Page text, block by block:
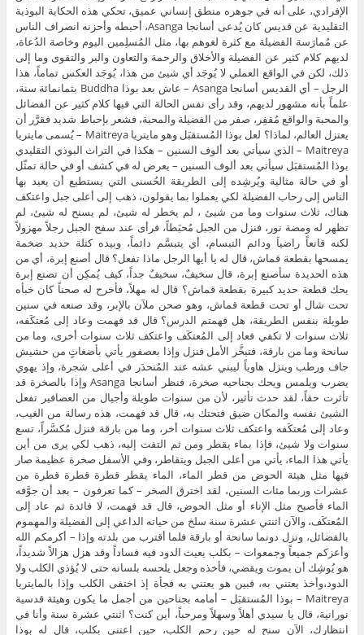
الإفرادي، على أنه في جوهره منطق إنساني عميق، تحكي هذه الحكاية البوذية
التقليدية عن قديس كان يُدعى أسانجا Asanga، أحبطه وأحزنه انصراف الناس
عن مُمارَسة الفضيلة مع كثرة لغوهم بها، مثل المُسلِمين اليوم وخاصة الدُعاة،
لديهم كلام كثير عن الفضيلة والأخلاق والرحمة والتعاون والبر والتقوى وما إلى
ذلك، لكن في الواقع العملي لا يُوجَد أي شيئ من هذا، يُوجَد العكس تماماً، هذا
الرجل – أي القديس أسانجا Asanga – عاش بعد بوذا Buddha بثمانمائة سنة،
علماً بأنه مشهور لديهم، وقد رأى نفس الحالة التي فيها كلام كثير عن الفضائل
والمحبة والواقع مُقفِر، صفر من الفضيلة والمحبة، فشعر بإحباط شديد فقرَّر أن
يعتزل العالم، لماذا؟ لعل بوذا المُستقبَل وهو مايتريا Maitreya – يُسمى مايتريا
Maitreya – الذي سيأتي بعد ألوف السنين – هكذا في التراث البوذي التقليدي
بوذا المُستقبَل سيأتي بعد ألوف السنين – يعرض له في كشف أو في حالة تمثّل
أو في حالة مثالية ويُرشِده إلى الطريقة الحُسنى التي يستطيع أن يعيد بها
الناس إلى رحاب الفضيلة لكي يعملوا بما يقولون، ذهب إلى أعلى جبل واعتكف
هناك، ثلاث سنوات وما من شيئ ، لم يخطر له شيئ، لم يسنح له شيئ، لم
تظهر له ومضة نور، فنزل من الجبل مُحبَطاً، فرأى عند سفح الجبل رجلاً مهزولاً
لكنه قانعاً راضياَ ودائم التبسام، أي يتبسَّم دائماً، وبيده كتلة حديد ضخمة
يمسحها بقطعة قماش، قال له يا أيها الرجل ماذا تفعل؟ قال أصنع إبرة، أي من
هذه الحديدة سأصنع إبرة، قال سخيفٌ، سخيفٌ جداً، كيف يُمكِن أن تصنع إبرة
بحك قطعة حديد كبيرة بقطعة قماش؟ قال له مهلاً، فأخرح له صحناً كان خبأه
تحت شال أو تحت قطعة قماش، وهو صحن ملآن بالإبر، وقد صنعه في سنين
طويلة بنفس الطريقة، هل فهمتم الدرس؟ قال قد فهمت وعاد إلى مُعتكَفه،
ثلاث سنوات لا تكفي فعاد إلى المُعتكَف واعتكف ثلاث سنوات أخرى، وما من
سانحة وما من بارقة، فتبخَّر الأمل فنزل وإذا بعصفور يأتي بأضغاثٍ من حشيش
جاف ورطب وينزل هاوياً ليبني عشه عند المُنحدَر في أعلى شجرة، وإذ يهوي
يضرب ويلمس ويحك بجناحيه صخرة، فنظر أسانجا Asanga وإذا بالصخرة قد
تأثرت حقاً، لقد حدث تأثير، لأن من سنوات طويلة وأجيال من العصافير تفعل
الشيئ نفسه والمكان ضيق فتحتك به، قال قد فهمت، هذه رسالة من الغيب،
وعاد إلى مُعتكَفه واعتكف ثلاث سنوات أخر، وما من بارقة فنزل مُكسَّراً، تسع
سنوات ولا شيئ، فإذا بماء يقطر ومن ثم التفت إليه، ذهب لكي يرى من أين
يأتي هذا الماء، يأتي من أعلى الجبل ويتقاطر، وفي الأسفل صخرة عظيمة صار
فيها مثل هيئة الحوض من قطر الماء، الماء يقطر قطرة قطرة قطرة من
عشرات وربما مئات السنين، لقد اخترق الصخر – كما تعرفون – بعد أن جوَّفه
الماء فأصبح مثل الإناء أو مثل الحوض، قال قد فهمت، لا فائدة ثم عاد إلى
المُعتكَف، والآن اثنتي عشرة سنة سلخ من حياته الداعي إلى الفضيلة والمهموم
بالفضائل، ونزل دونما سانحة أو بارقة فلما أقترب من بلدته وإذا – أكرمكم الله
وأعزكم جميعاً وجمعوات – بكلب يعيث الدود فيه فساداً وقد هزل هزالاً شديداً،
هو يُوشِك أن يموت ويقضي، فأخذه وجعل يلحسه بلسانه حتى لا يُؤذي الكلب ولا
الدود،وأخذ يعتني به، فبين هو يعتني به فجأة إذ اختفى الكلب وإذا بالمايتريا
Maitreya – بوذا المُستقبَل – أمامه بجناحين من أجمل ما يكون وهيئة قدسية
نورانية، قال يا سيدي أهلاً وسهلاً ومرحباً، أين كنت؟ اثنتي عشرة سنة وأنا في
انتظارك، الآن سنح له حين رحم الكلب، حين اعتنى بكلب، قال له بوذا